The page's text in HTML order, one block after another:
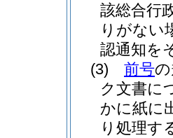
該総合行
りがない
認通知を
(3)
前号
ク文書に
かに紙に
り処理す